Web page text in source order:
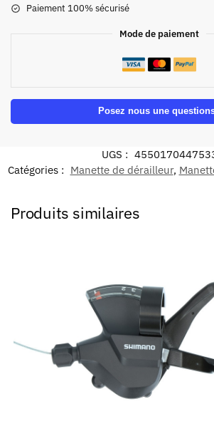
Paiement 100% sécurisé
Mode de paiement
Posez nous une
UGS :
Catégories : Manette de dérailleur,
Produits similaires